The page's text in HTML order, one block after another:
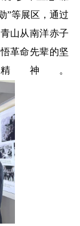
”等展区，通过
山从南洋赤子
革命先辈的坚
神。